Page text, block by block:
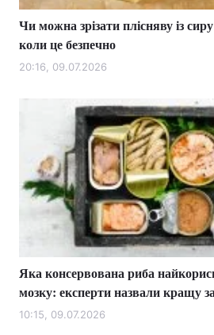
Цікавинки
Екологія
Відео з Youtube
Інтерв'ю
Архів
Контакти
Чи можна зрізати плісняву із
коли це безпечно
20:16, 09.07.2026
Яка консервована риба
мозку: експерти назвали кращу
10:15, 09.07.2026